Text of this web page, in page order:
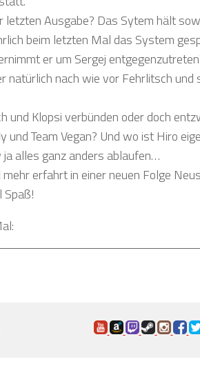
letzten Ausgabe? Das Sytem hält
beim letzten Mal das System
er um Sergej
natürlich nach wie vor Fehrlitsch und
und Klopsi verbünden oder doch
und Team Vegan? Und wo ist Hiro
alles ganz anders ablaufen…
erfahrt in einer neuen Folge
Spaß!